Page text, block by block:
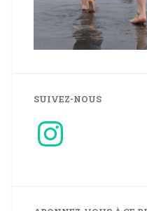
SUIVEZ-NOUS
Instagram